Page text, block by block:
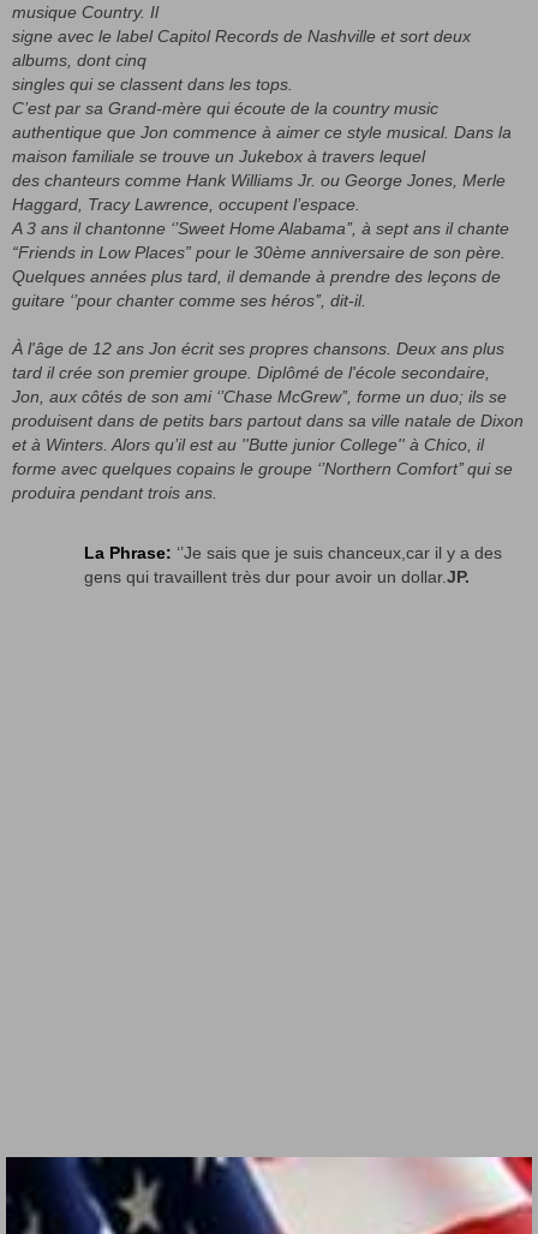
musique Country. Il
signe avec le label Capitol Records de Nashville et sort deux
albums, dont cinq
singles qui se classent dans les tops.
C’est par sa Grand-mère qui écoute de la country music
authentique que Jon commence à aimer ce style musical. Dans la
maison familiale se trouve un Jukebox à travers lequel
des chanteurs comme Hank Williams Jr. ou George Jones, Merle
Haggard, Tracy Lawrence, occupent l’espace.
A 3 ans il chantonne ‘’Sweet Home Alabama’’, à sept ans il chante
“Friends in Low Places” pour le 30ème anniversaire de son père.
Quelques années plus tard, il demande à prendre des leçons de
guitare ‘’pour chanter comme ses héros’’, dit-il.
À l'âge de 12 ans Jon écrit ses propres chansons. Deux ans plus
tard il crée son premier groupe. Diplômé de l'école secondaire,
Jon, aux côtés de son ami ‘’Chase McGrew’’, forme un duo; ils se
produisent dans de petits bars partout dans sa ville natale de Dixon
et à Winters. Alors qu’il est au ''Butte junior College'' à Chico, il
forme avec quelques copains le groupe ‘’Northern Comfort’’ qui se
produira pendant trois ans.
La Phrase: ‘’Je sais que je suis chanceux,car il y a des
gens qui travaillent très dur pour avoir un dollar.JP.